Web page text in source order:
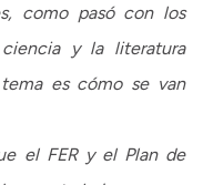
como pasó con los
ciencia y la literatura
es cómo se van
el FER y el Plan de